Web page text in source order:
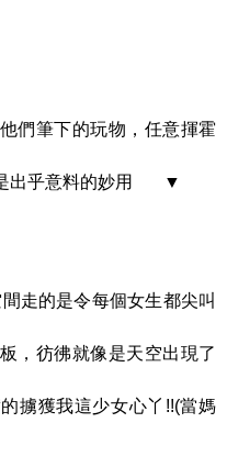
們筆下的玩物，任意揮霍
是出乎意料的妙用 ▼
走的是令每個女生都尖叫
，彷彿就像是天空出現了
擄獲我這少女心丫!!(當媽